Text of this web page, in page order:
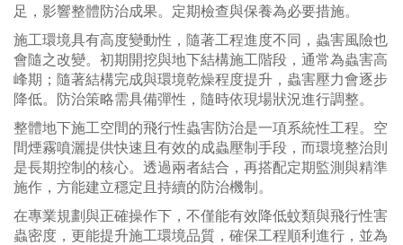
足，影響整體防治成果。定期檢查與保養為必要措施。
施工環境具有高度變動性，隨著工程進度不同，蟲害風險也
會隨之改變。初期開挖與地下結構施工階段，通常為蟲害高
峰期；隨著結構完成與環境乾燥程度提升，蟲害壓力會逐步
降低。防治策略需具備彈性，隨時依現場狀況進行調整。
整體地下施工空間的飛行性蟲害防治是一項系統性工程。空
間煙霧噴灑提供快速且有效的成蟲壓制手段，而環境整治則
是長期控制的核心。透過兩者結合，再搭配定期監測與精準
施作，方能建立穩定且持續的防治機制。
在專業規劃與正確操作下，不僅能有效降低蚊類與飛行性害
蟲密度，更能提升施工環境品質，確保工程順利進行，並為